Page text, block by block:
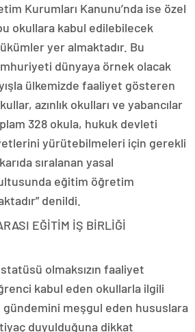
Kurumları Kanunu’nda ise özel
okullara kabul edilebilecek
yer almaktadır. Bu
dünyaya örnek olacak
ülkemizde faaliyet gösteren
azınlık okulları ve yabancılar
328 okula, hukuk devleti
yürütebilmeleri için gerekli
sıralanan yasal
eğitim öğretim
denildi.
EĞİTİM İŞ BİRLİĞİ
olmaksızın faaliyet
kabul eden okullarla ilgili
meşgul eden hususlara
duyulduğuna dikkat